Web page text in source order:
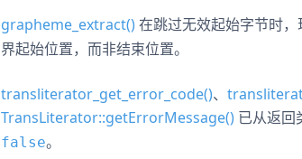
grapheme_extract()在跳过无效起始字节时
界起始位置，而非结束位置。
transliterator_get_error_code()、
TransLiterator::getErrorMessage() 已从返回
false。